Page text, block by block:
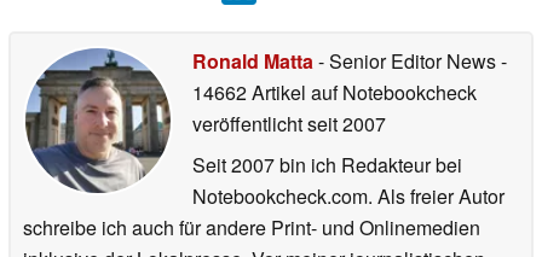
Ronald Matta- Senior Editor News-
14662 Artikel auf Notebookcheck
veröffentlichtseit 2007
Seit 2007 bin ich Redakteur bei
Notebookcheck.com. Als freier Autor
schreibe ich auch für andere Print- und Onlinemedien